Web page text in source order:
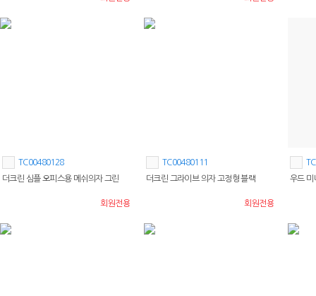
TC00480128
더크린 심플 오피스용 메쉬의자 그린
회원전용
TC00480111
더크린 그라이브 의자 고정형 블랙
회원전용
우드 미